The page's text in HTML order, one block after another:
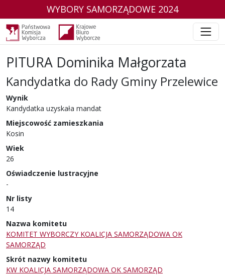
WYBORY SAMORZĄDOWE 2024
PITURA Dominika Małgorzata
Kandydatka do Rady Gminy Przelewice
w wyborach samorządowych w 2024 r.
Wynik
Kandydatka uzyskała mandat
Miejscowość zamieszkania
Kosin
Wiek
26
Oświadczenie lustracyjne
-
Nr listy
14
Nazwa komitetu
KOMITET WYBORCZY KOALICJA SAMORZĄDOWA OK
SAMORZĄD
Skrót nazwy komitetu
KW KOALICJA SAMORZĄDOWA OK SAMORZĄD